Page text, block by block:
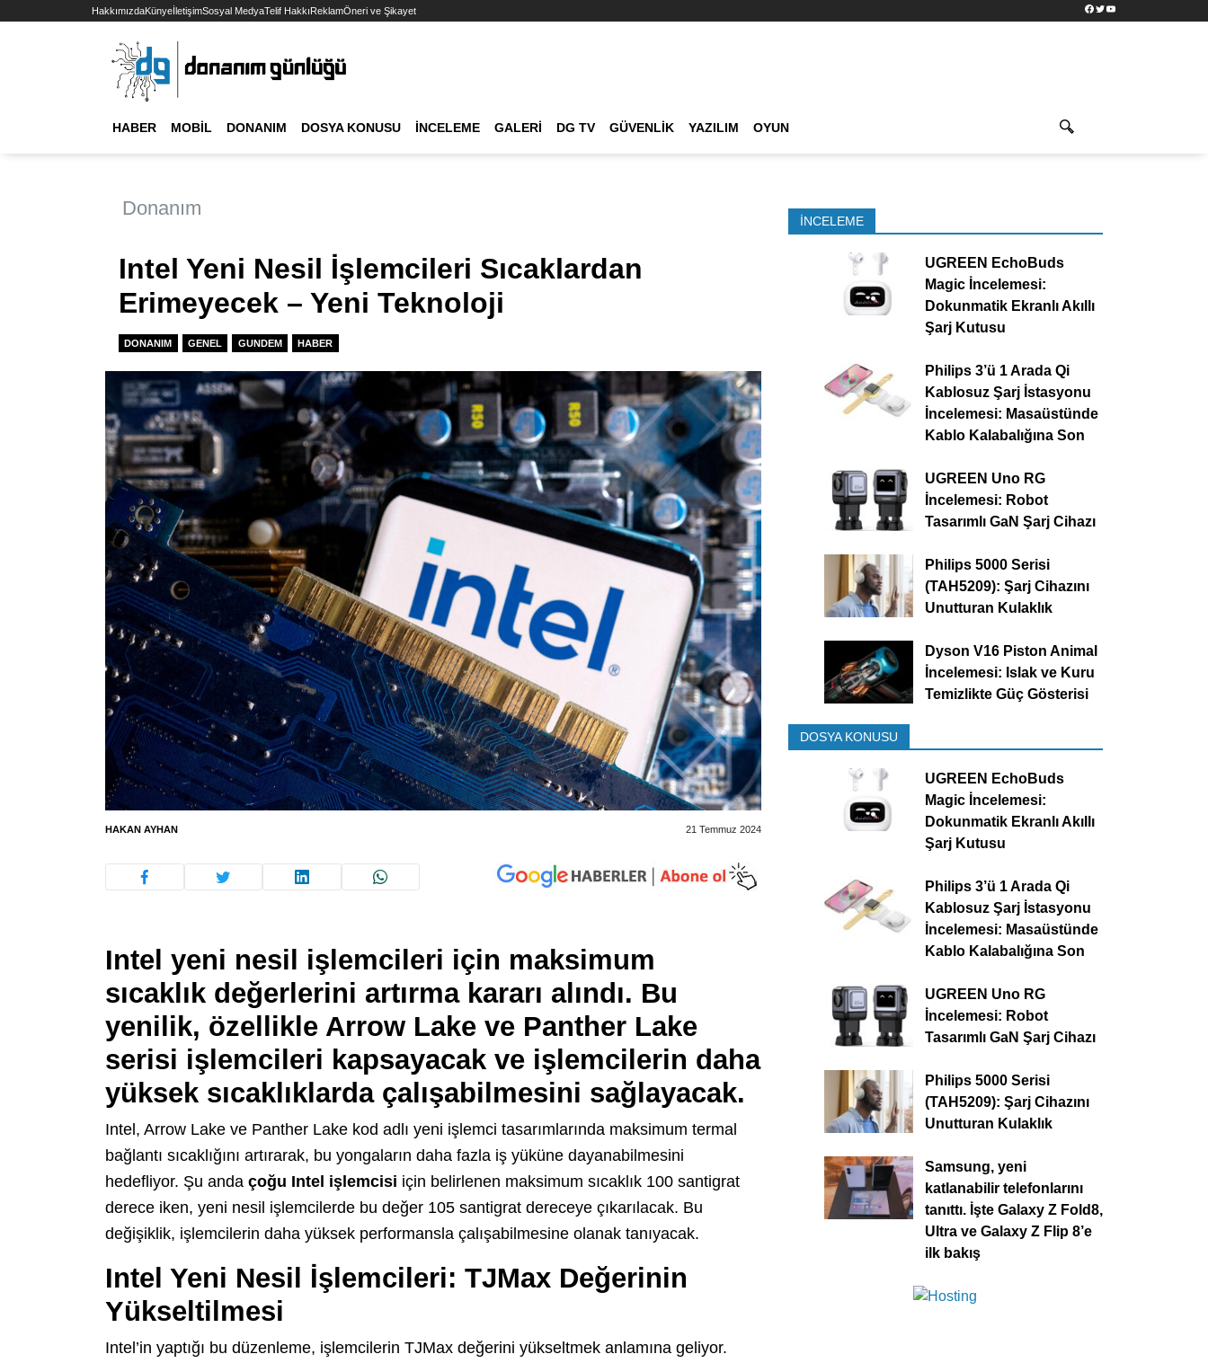
HakkımızdaKünyeİletişimSosyal MedyaTelif HakkıReklamÖneri ve Şikayet Facebook
TwitterYouTube
HABER MOBIL DONANIM DOSYA KONUSU İNCELEME GALERI DG TV GÜVENLIK YAZILIM OYUN
Donanım
Intel Yeni Nesil İşlemcileri Sıcaklardan
Erimeyecek – Yeni Teknoloji
DONANIM GENEL GUNDEM HABER
HAKAN AYHAN 21 Temmuz 2024
Intel yeni nesil işlemcileri için maksimum
sıcaklık değerlerini artırma kararı alındı. Bu
yenilik, özellikle Arrow Lake ve Panther Lake
serisi işlemcileri kapsayacak ve işlemcilerin daha
yüksek sıcaklıklarda çalışabilmesini sağlayacak.
Intel, Arrow Lake ve Panther Lake kod adlı yeni işlemci tasarımlarında maksimum termal
bağlantı sıcaklığını artırarak, bu yongaların daha fazla iş yüküne dayanabilmesini
hedefliyor. Şu anda çoğu Intel işlemcisi için belirlenen maksimum sıcaklık 100 santigrat
derece iken, yeni nesil işlemcilerde bu değer 105 santigrat dereceye çıkarılacak. Bu
değişiklik, işlemcilerin daha yüksek performansla çalışabilmesine olanak tanıyacak.
Intel Yeni Nesil İşlemcileri: TJMax Değerinin
Yükseltilmesi
Intel’in yaptığı bu düzenleme, işlemcilerin TJMax değerini yükseltmek anlamına geliyor.
İNCELEME
UGREEN EchoBuds
Magic İncelemesi:
Dokunmatik Ekranlı Akıllı
Şarj Kutusu
Philips 3’ü 1 Arada Qi
Kablosuz Şarj İstasyonu
İncelemesi: Masaüstünde
Kablo Kalabalığına Son
UGREEN Uno RG
İncelemesi: Robot
Tasarımlı GaN Şarj Cihazı
Philips 5000 Serisi
(TAH5209): Şarj Cihazını
Unutturan Kulaklık
Dyson V16 Piston Animal
İncelemesi: Islak ve Kuru
Temizlikte Güç Gösterisi
DOSYA KONUSU
UGREEN EchoBuds
Magic İncelemesi:
Dokunmatik Ekranlı Akıllı
Şarj Kutusu
Philips 3’ü 1 Arada Qi
Kablosuz Şarj İstasyonu
İncelemesi: Masaüstünde
Kablo Kalabalığına Son
UGREEN Uno RG
İncelemesi: Robot
Tasarımlı GaN Şarj Cihazı
Philips 5000 Serisi
(TAH5209): Şarj Cihazını
Unutturan Kulaklık
Samsung, yeni
katlanabilir telefonlarını
tanıttı. İşte Galaxy Z Fold8,
Ultra ve Galaxy Z Flip 8’e
ilk bakış